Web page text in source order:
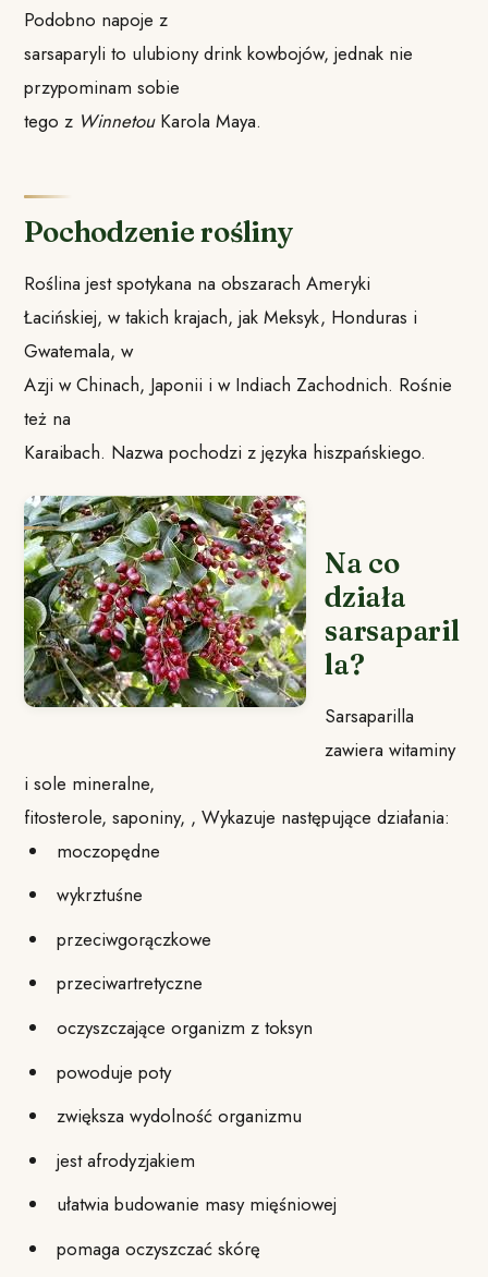
Podobno napoje z
sarsaparyli to ulubiony drink kowbojów, jednak nie
przypominam sobie
tego z WinnetouKarola Maya.
Pochodzenie rośliny
Roślina jest spotykana na obszarach Ameryki
Łacińskiej, w takich krajach, jak Meksyk, Honduras i
Gwatemala, w
Azji w Chinach, Japonii i w Indiach Zachodnich. Rośnie
też na
Karaibach. Nazwa pochodzi z języka hiszpańskiego.
Na co
działa
sarsaparil
la?
Sarsaparilla
zawiera witaminy
i sole mineralne,
fitosterole, saponiny, , Wykazuje następujące działania:
moczopędne
wykrztuśne
przeciwgorączkowe
przeciwartretyczne
oczyszczające organizm z toksyn
powoduje poty
zwiększa wydolność organizmu
jest afrodyzjakiem
ułatwia budowanie masy mięśniowej
pomaga oczyszczać skórę